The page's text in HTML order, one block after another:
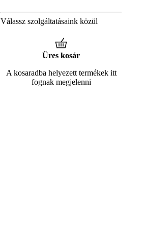
Válassz szolgáltatásaink közül
Üres kosár
A kosaradba helyezett termékek itt
fognak megjelenni